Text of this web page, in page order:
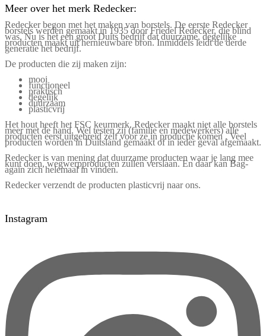
Meer over het merk Redecker:
Redecker begon met het maken van borstels. De eerste Redecker
borstels werden gemaakt in 1935 door Friedel Redecker, die blind
was. Nu is het een groot Duits bedrijf dat duurzame, degelijke
producten maakt uit hernieuwbare bron. Inmiddels leidt de derde
generatie het bedrijf.
De producten die zij maken zijn:
mooi
functioneel
praktisch
degelijk
duurzaam
plasticvrij
Het hout heeft het FSC keurmerk. Redecker maakt niet alle borstels
meer met de hand. Wel testen zij (familie en medewerkers) alle
producten eerst uitgebreid zelf voor ze in productie komen . Veel
producten worden in Duitsland gemaakt of in ieder geval afgemaakt.
Redecker is van mening dat duurzame producten waar je lang mee
kunt doen, wegwerpproducten zullen verslaan. En daar kan Bag-
again zich helemaal in vinden.
Redecker verzendt de producten plasticvrij naar ons.
Instagram